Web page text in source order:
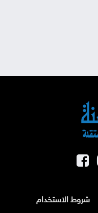
شروط الاستخدام